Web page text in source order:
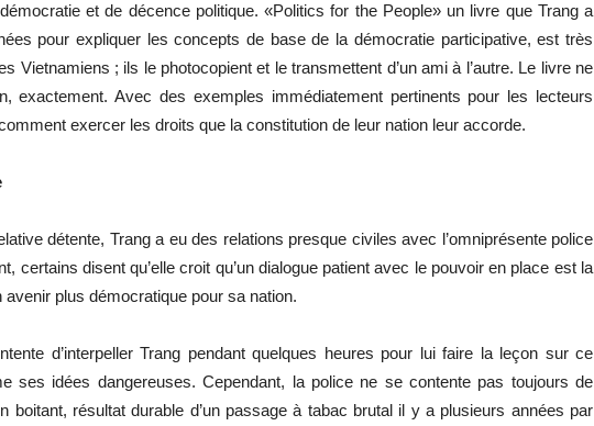
et de décence politique. «Politics for the People» un livre que Trang a
pour expliquer les concepts de base de la démocratie participative, est très
Vietnamiens ; ils le photocopient et le transmettent d’un ami à l’autre. Le livre ne
exactement. Avec des exemples immédiatement pertinents pour les lecteurs
exercer les droits que la constitution de leur nation leur accorde.
détente, Trang a eu des relations presque civiles avec l’omniprésente police
certains disent qu’elle croit qu’un dialogue patient avec le pouvoir en place est la
plus démocratique pour sa nation.
d’interpeller Trang pendant quelques heures pour lui faire la leçon sur ce
ses idées dangereuses. Cependant, la police ne se contente pas toujours de
boitant, résultat durable d’un passage à tabac brutal il y a plusieurs années par